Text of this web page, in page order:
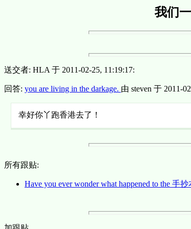
我们
送交者: HLA 于 2011-02-25, 11:19:17:
回答: you are living in the darkage. 由 steven 于 2011-
幸好你丫跑香港去了！
所有跟贴:
Have you ever wonder what happened to the 手抄